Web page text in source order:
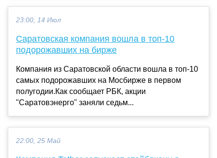
23:00, 14 Июл
Саратовская компания вошла в топ-10
подорожавших на бирже
Компания из Саратовской области вошла в топ-10
самых подорожавших на Мосбирже в первом
полугодии.Как сообщает РБК, акции
"Саратовэнерго" заняли седьм...
22:00, 25 Май